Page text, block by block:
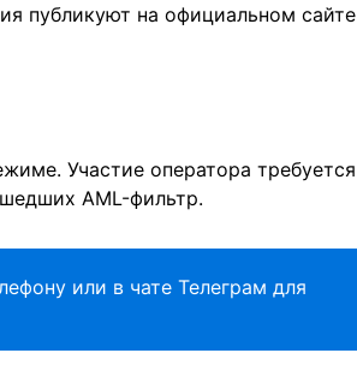
публикуют на официальном сайте
Участие оператора требуется
AML-фильтр.
или в чате Телеграм для